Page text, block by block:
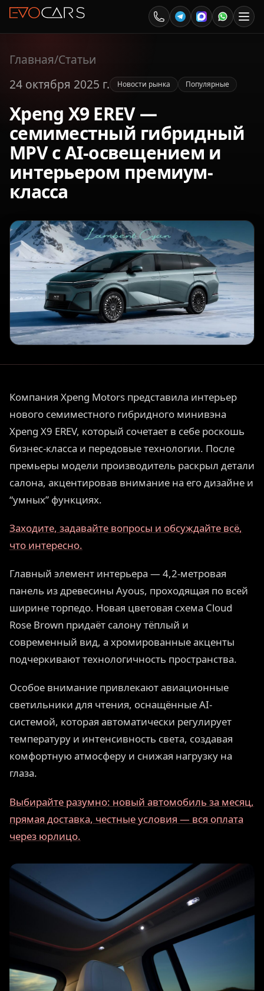
Главная/Статьи
24 октября 2025 г.
Новости рынка Популярные
Xpeng X9 EREV —
семиместный гибридный
MPV с AI-освещением и
интерьером премиум-
класса
Компания Xpeng Motors представила интерьер
нового семиместного гибридного минивэна
Xpeng X9 EREV, который сочетает в себе роскошь
бизнес-класса и передовые технологии. После
премьеры модели производитель раскрыл детали
салона, акцентировав внимание на его дизайне и
“умных” функциях.
Заходите, задавайте вопросы и обсуждайте всё,
что интересно.
Главный элемент интерьера — 4,2-метровая
панель из древесины Ayous, проходящая по всей
ширине торпедо. Новая цветовая схема Cloud
Rose Brown придаёт салону тёплый и
современный вид, а хромированные акценты
подчеркивают технологичность пространства.
Особое внимание привлекают авиационные
светильники для чтения, оснащённые AI-
системой, которая автоматически регулирует
температуру и интенсивность света, создавая
комфортную атмосферу и снижая нагрузку на
глаза.
Выбирайте разумно: новый автомобиль за месяц,
прямая доставка, честные условия — вся оплата
через юрлицо.